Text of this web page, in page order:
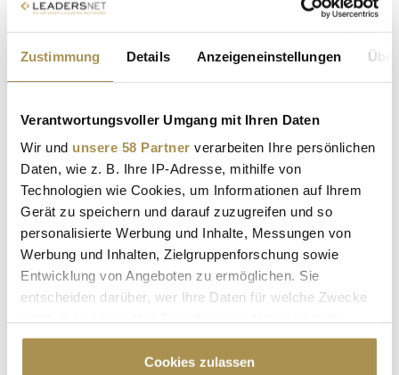
Zustimmung Details Anzeigeneinstellungen
Verantwortungsvoller Umgang mit Ihren Daten
Wir und unsere 58 Partner verarbeiten Ihre persönlichen
Daten, wie z. B. Ihre IP-Adresse, mithilfe von
Technologien wie Cookies, um Informationen auf Ihrem
Gerät zu speichern und darauf zuzugreifen und so
personalisierte Werbung und Inhalte, Messungen von
Werbung und Inhalten, Zielgruppenforschung sowie
Entwicklung von Angeboten zu ermöglichen. Sie
entscheiden darüber, wer Ihre Daten für welche Zwecke
Cookie-Erklärung oder durch Klicken auf das Privacy
Trigger Symbol ändern oder widerrufen
Cookies zulassen
ABSENDEN
* Pflichtfelder.
LEADERSNET.TV
LAUTSCHALTEN